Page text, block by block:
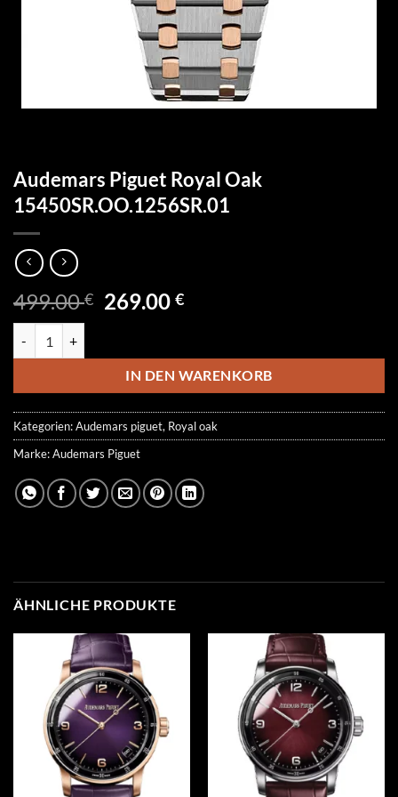
Audemars Piguet Royal Oak
15450SR.OO.1256SR.01
499.00€ Ursprünglicher
499.00 €
269.00€Aktueller
269.00 €.
IN DEN WARENKORB
Kategorien:Audemars piguet, Royal oak
Marke:Audemars Piguet
ÄHNLICHE PRODUKTE